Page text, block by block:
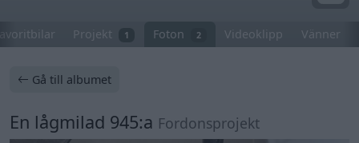
Projekt 1 Foton 2 Videoklipp Vänner
Gå till albumet
En lågmilad 945:a Fordonsprojekt